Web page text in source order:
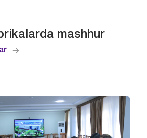
mashhur